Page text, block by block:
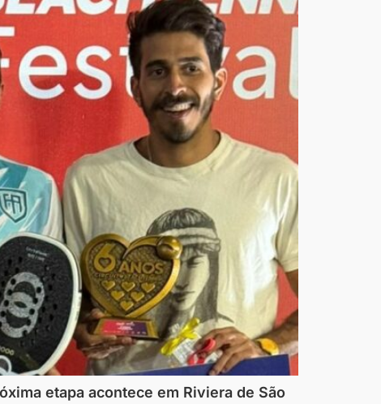
etapa acontece em Riviera de São